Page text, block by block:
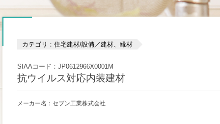
カテゴリ：住宅建材/設備／建材、縁材
SIAAコード：JP0612966X0001M
抗ウイルス対応内装建材
メーカー名：セブン工業株式会社